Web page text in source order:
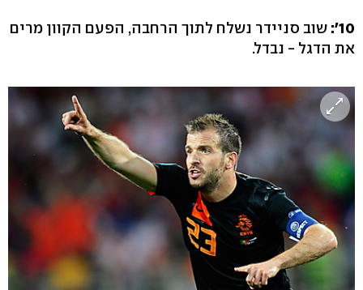
10':
שוב סניידר נשלח לתוך הרחבה, הפעם הקוון מרים
את הדגל - נבדל.